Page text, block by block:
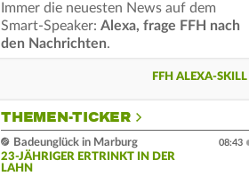
Immer die neuesten News auf dem
Smart-Speaker: Alexa, frage FFH nach
den Nachrichten.
FFH ALEXA-SKILL
THEMEN-TICKER
Badeunglück in Marburg
23-JÄHRIGER ERTRINKT IN DER
LAHN
08:43